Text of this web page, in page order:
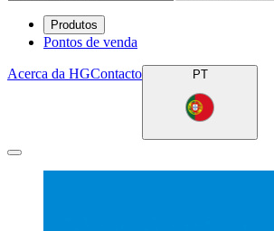
Produtos
Pontos de venda
Acerca da HGContacto PT